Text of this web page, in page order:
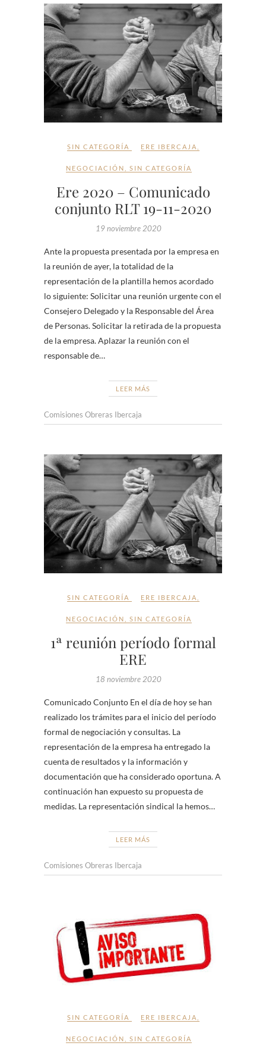
SIN CATEGORÍA ERE IBERCAJA
NEGOCIACIÓN SIN CATEGORÍA
Ere 2020 – Comunicado
conjunto RLT 19-11-2020
19 noviembre 2020
Ante la propuesta presentada por la empresa en
la reunión de ayer, la totalidad de la
representación de la plantilla hemos acordado
lo siguiente: Solicitar una reunión urgente con el
Consejero Delegado y la Responsable del Área
de Personas. Solicitar la retirada de la propuesta
de la empresa. Aplazar la reunión con el
responsable de…
LEER MÁS
Comisiones Obreras Ibercaja
SIN CATEGORÍA ERE IBERCAJA
NEGOCIACIÓN SIN CATEGORÍA
1ª reunión período formal
ERE
18 noviembre 2020
Comunicado Conjunto En el día de hoy se han
realizado los trámites para el inicio del período
formal de negociación y consultas. La
representación de la empresa ha entregado la
cuenta de resultados y la información y
documentación que ha considerado oportuna. A
continuación han expuesto su propuesta de
medidas. La representación sindical la hemos…
LEER MÁS
Comisiones Obreras Ibercaja
SIN CATEGORÍA ERE IBERCAJA
NEGOCIACIÓN SIN CATEGORÍA